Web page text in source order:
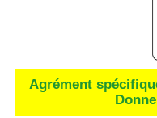
Agrément